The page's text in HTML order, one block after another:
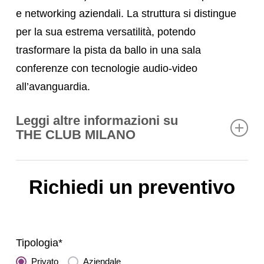
e networking aziendali. La struttura si distingue
per la sua estrema versatilità, potendo
trasformare la pista da ballo in una sala
conferenze con tecnologie audio-video
all’avanguardia.
Leggi altre informazioni su
THE CLUB MILANO
Prestigio
location che sappia coniugare serietà
Richiedi un preventivo
Tipologia*
Privato Aziendale